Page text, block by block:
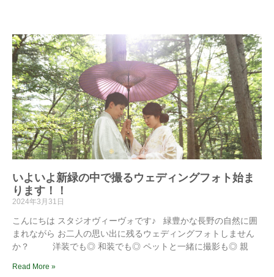
いよいよ新緑の中で撮るウェディングフォト始ま
ります！！
2024年3月31日
こんにちは スタジオヴィーヴォです♪ 緑豊かな長野の自然に囲
まれながら お二人の思い出に残るウェディングフォトしません
か？ 洋装でも◎ 和装でも◎ ペットと一緒に撮影も◎ 親
Read More »